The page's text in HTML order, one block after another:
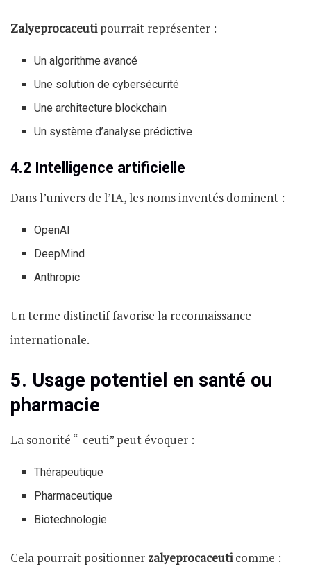
Zalyeprocaceutipourrait représenter :
Un algorithme avancé
Une solution de cybersécurité
Une architecture blockchain
Un système d’analyse prédictive
4.2 Intelligence artificielle
Dans l’univers de l’IA, les noms inventés dominent :
OpenAI
DeepMind
Anthropic
Un terme distinctif favorise la reconnaissance
internationale.
5. Usage potentiel en santé ou
pharmacie
La sonorité “-ceuti” peut évoquer :
Thérapeutique
Pharmaceutique
Biotechnologie
Cela pourrait positionner zalyeprocaceuticomme :